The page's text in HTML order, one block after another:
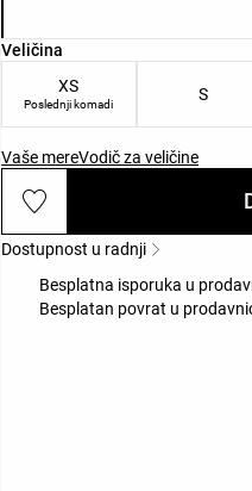
Veličina
Списак величина
XS
Poslednji komadi
S
Vaše mereVodič za veličine
Dostupnost u radnji
Besplatna isporuka u
Besplatan povrat u